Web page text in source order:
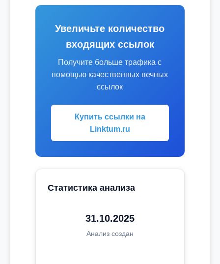
Увеличьте количество
входящих ссылок
Получите больше трафика с
помощью качественных вечных
ссылок
Купить ссылки на
Linktum.ru
Статистика анализа
31.10.2025
Анализ создан